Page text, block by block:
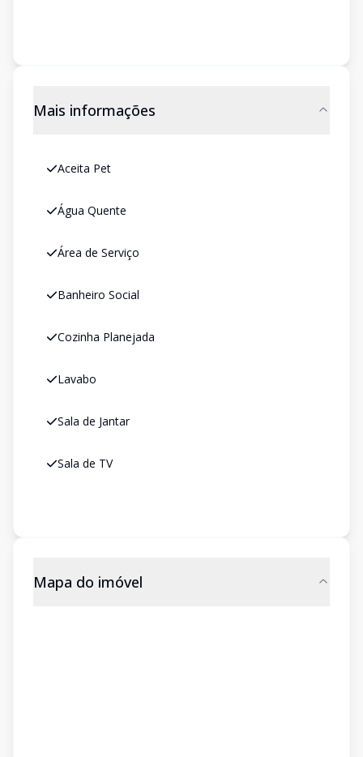
Mais informações
Aceita Pet
Água Quente
Área de Serviço
Banheiro Social
Cozinha Planejada
Lavabo
Sala de Jantar
Sala de TV
Mapa do imóvel